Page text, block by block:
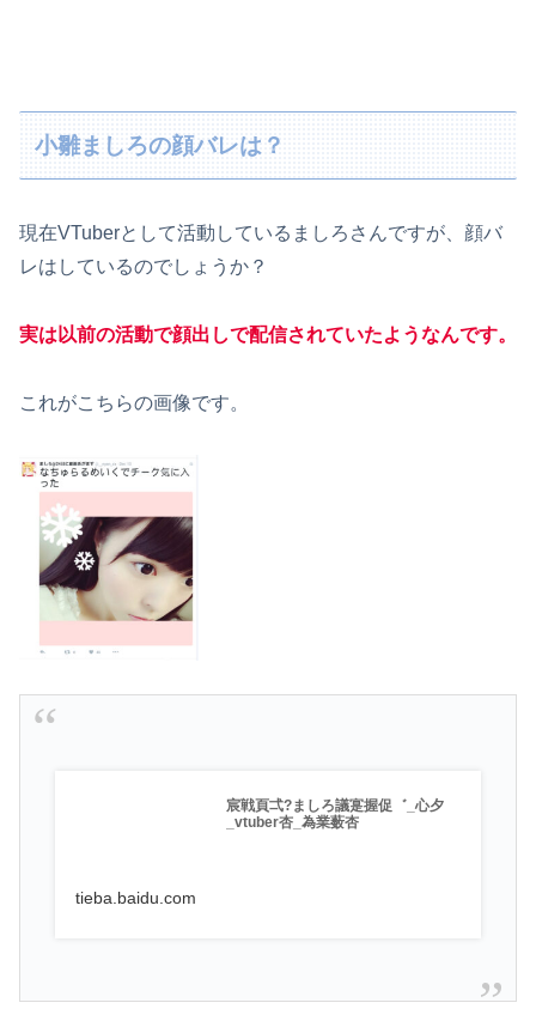
小雛ましろの顔バレは？
現在VTuberとして活動しているましろさんですが、顔バ
レはしているのでしょうか？
実は 以前の活動で顔出しで配信されていたようなんです。
これがこちらの画像です。
宸戦頁弌?ましろ議寔握促゛_心夕
_vtuber杏_為業薮杏
tieba.baidu.com